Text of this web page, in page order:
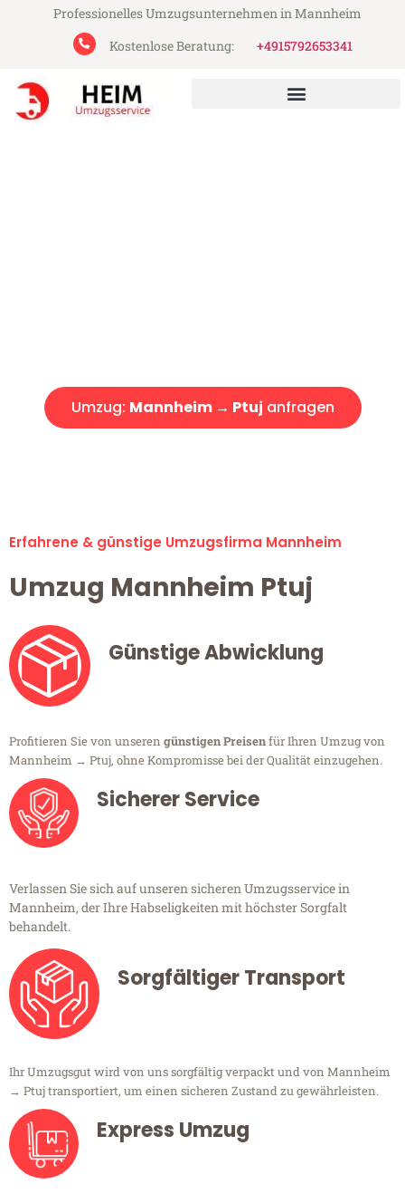
Professionelles Umzugsunternehmen in Mannheim
Kostenlose Beratung:
+4915792653341
Umzug: Mannheim → Ptuj anfragen
Erfahrene & günstige Umzugsfirma Mannheim
Umzug Mannheim Ptuj
Günstige Abwicklung
Profitieren Sie von unseren günstigen Preisenfür Ihren Umzug von
Mannheim → Ptuj, ohne Kompromisse bei der Qualität einzugehen.
Sicherer Service
Verlassen Sie sich auf unseren sicheren Umzugsservice in
Mannheim, der Ihre Habseligkeiten mit höchster Sorgfalt
behandelt.
Sorgfältiger Transport
Ihr Umzugsgut wird von uns sorgfältig verpackt und von Mannheim
→ Ptuj transportiert, um einen sicheren Zustand zu gewährleisten.
Express Umzug